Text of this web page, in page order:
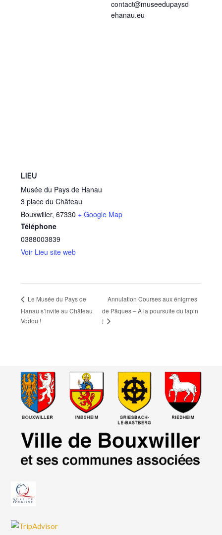
contact@museedupaysd
ehanau.eu
LIEU
Musée du Pays de Hanau
3 place du Château
Bouxwiller, 67330 + Google Map
Téléphone
0388003839
Voir Lieu site web
Le Musée du Pays de
Hanau s’invite au Château
Vodou !
Annulation Courses aux énigmes
de Pâques – À la poursuite du lapin
!